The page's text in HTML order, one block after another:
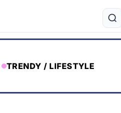
TRENDY / LIFESTYLE